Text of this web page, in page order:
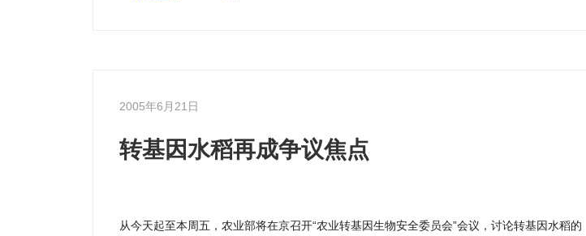
2005年6月21日
转基因水稻再成争议焦点
从今天起至本周五，农业部将在京召开“农业转基因生物安全委员会”会议，讨论转基因水稻的